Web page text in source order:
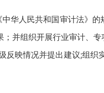
华人民共和国审计法》
并组织开展行业审计、
映情况并提出建议;组织